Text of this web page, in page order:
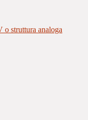
o struttura analoga